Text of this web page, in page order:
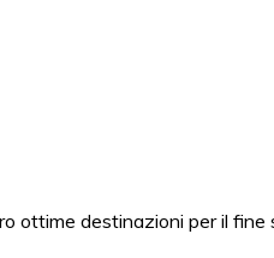
ottime destinazioni per il